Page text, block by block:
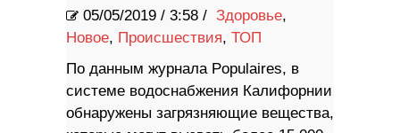
05/05/2019 / 3:58 / Здоровье,
Новое, Происшествия, ТОП
По данным журнала Populaires, в
системе водоснабжения Калифорнии
обнаружены загрязняющие вещества,